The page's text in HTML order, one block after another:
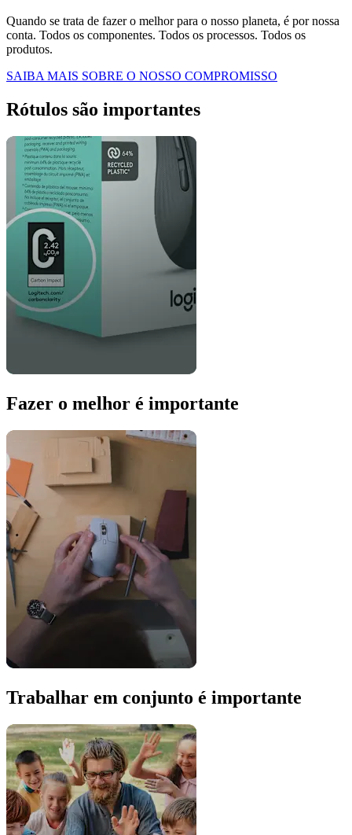
Quando se trata de fazer o melhor para o nosso planeta, é por nossa
conta. Todos os componentes. Todos os processos. Todos os
produtos.
SAIBA MAIS SOBRE O NOSSO COMPROMISSO
Rótulos são importantes
Fazer o melhor é importante
Trabalhar em conjunto é importante